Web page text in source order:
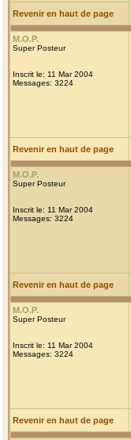
Revenir en haut de page
M.O.P.
Super Posteur
Inscrit le: 11 Mar 2004
Messages: 3224
Revenir en haut de page
M.O.P.
Super Posteur
Inscrit le: 11 Mar 2004
Messages: 3224
Revenir en haut de page
M.O.P.
Super Posteur
Inscrit le: 11 Mar 2004
Messages: 3224
Revenir en haut de page